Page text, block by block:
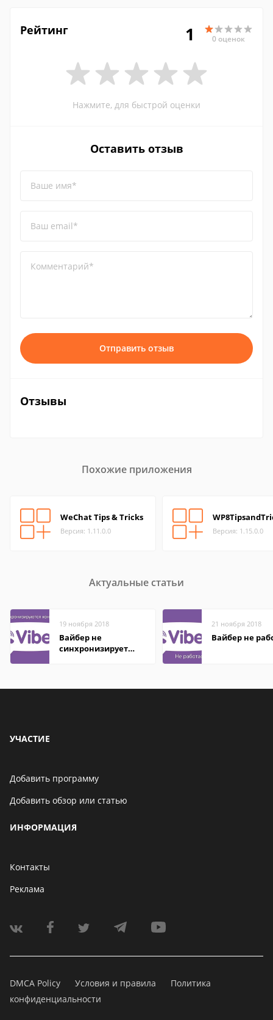
Рейтинг 1 0 оценок
Нажмите, для быстрой оценки
Оставить отзыв
Ваше имя*
Ваш email*
Комментарий*
Отправить отзыв
Отзывы
Похожие приложения
WeChat Tips & Tricks
Версия: 1.11.0.0 Версия: 1.15.0.0
Актуальные статьи
19 ноября 2018
Вайбер не
синхронизирует
21 ноября 2018
Вайбер не
УЧАСТИЕ
Добавить программу
Добавить обзор или статью
ИНФОРМАЦИЯ
Контакты
Реклама
DMCA Policy Условия и правила
Политика
конфиденциальности